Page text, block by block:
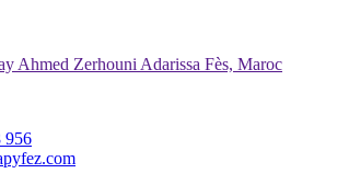
Ahmed Zerhouni Adarissa Fès, Maroc
956